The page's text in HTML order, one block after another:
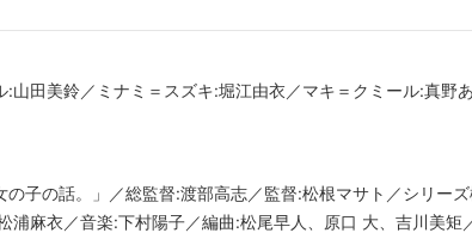
山田美鈴／ミナミ＝スズキ:堀江由衣／マキ＝クミール:真野
子の話。」／総監督:渡部高志／監督:松根マサト／シリー
浦麻衣／音楽:下村陽子／編曲:松尾早人、原口 大、吉川美矩